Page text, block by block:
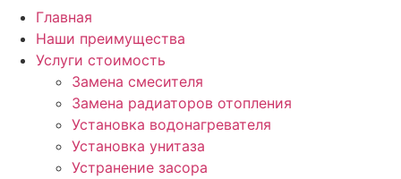
Главная
Наши преимущества
Услуги стоимость
Замена смесителя
Замена радиаторов отопления
Установка водонагревателя
Установка унитаза
Устранение засора